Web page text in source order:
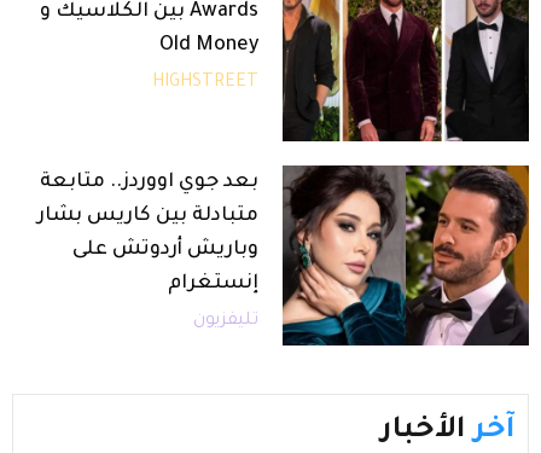
Awards بين الكلاسيك و
Old Money
HIGHSTREET
بعد جوي اووردز.. متابعة
متبادلة بين كاريس بشار
وباريش أردوتش على
إنستغرام
تليفزيون
آخر الأخبار